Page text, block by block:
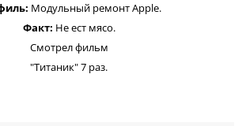
Модульный ремонт Apple.
Факт: Не ест мясо.
Смотрел фильм
"Титаник" 7 раз.